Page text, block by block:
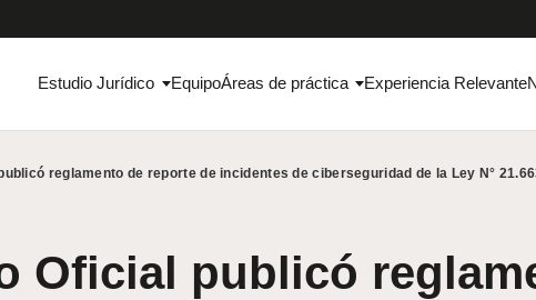
Estudio Jurídico EquipoÁreas de práctica Experiencia Relevante
reglamento de reporte de incidentes de ciberseguridad de la Ley N°
Oficial publicó